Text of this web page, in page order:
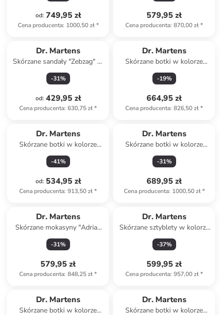
od: 749,95 zł
Cena producenta: 1000,50 zł*
579,95 zł
Cena producenta: 870,00 zł*
Dr. Martens
Skórzane sandały "Zebzag" w
kolorze czarnym
-31%
od: 429,95 zł
Cena producenta: 630,75 zł*
Dr. Martens
Skórzane botki w kolorze
ciemnobrązowym
-19%
664,95 zł
Cena producenta: 826,50 zł*
Dr. Martens
Skórzane botki w kolorze
czarnym
-41%
od: 534,95 zł
Cena producenta: 913,50 zł*
Dr. Martens
Skórzane botki w kolorze
czarnym
-31%
689,95 zł
Cena producenta: 1000,50 zł*
Dr. Martens
Skórzane mokasyny "Adrian
Snaffle" w kolorze czarnym
-31%
579,95 zł
Cena producenta: 848,25 zł*
Dr. Martens
Skórzane sztyblety w kolorze
czarnym
-37%
599,95 zł
Cena producenta: 957,00 zł*
Dr. Martens
Skórzane botki w kolorze
Dr. Martens
Skórzane botki w kolorze